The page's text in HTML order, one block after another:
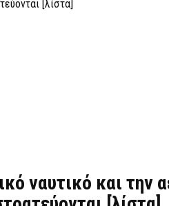
ναυτικό και την